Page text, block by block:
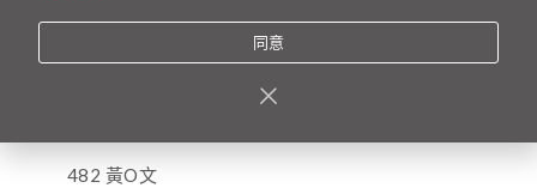
476 林O芬
482 黃O文
同意